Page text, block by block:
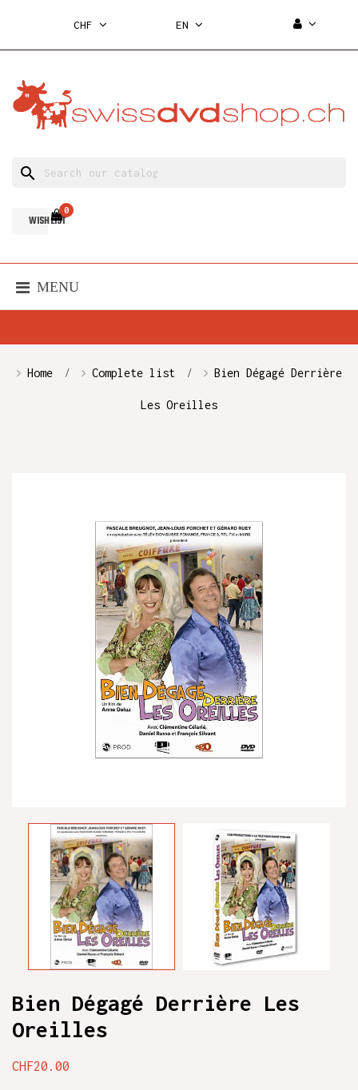
CHF EN
search
WISH LIST
0
MENU
Home Complete list Bien Dégagé Derrière
Les Oreilles
Bien Dégagé Derrière Les
Oreilles
CHF20.00